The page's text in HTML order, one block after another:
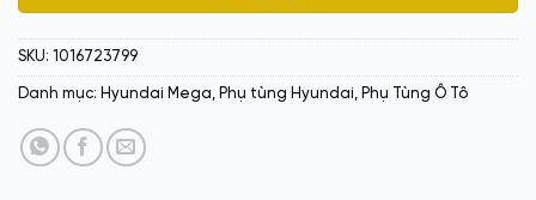
SKU: 1016723799
Danh mục: Hyundai Mega, Phụ tùng Hyundai, Phụ Tùng Ô Tô